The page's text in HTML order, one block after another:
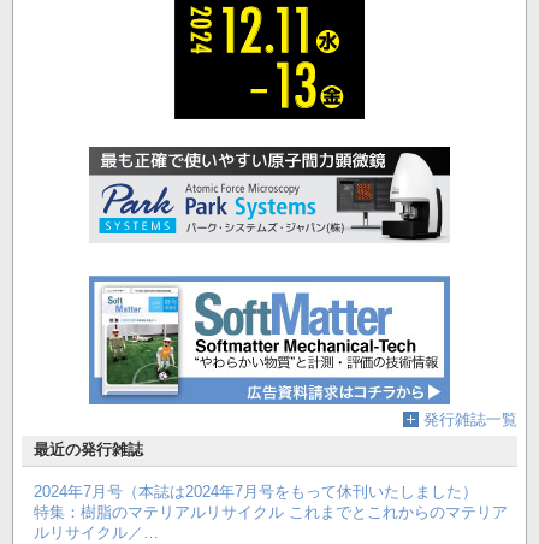
発行雑誌一覧
最近の発行雑誌
2024年7月号（本誌は2024年7月号をもって休刊いたしました）
特集：樹脂のマテリアルリサイクル これまでとこれからのマテリア
ルリサイクル／…